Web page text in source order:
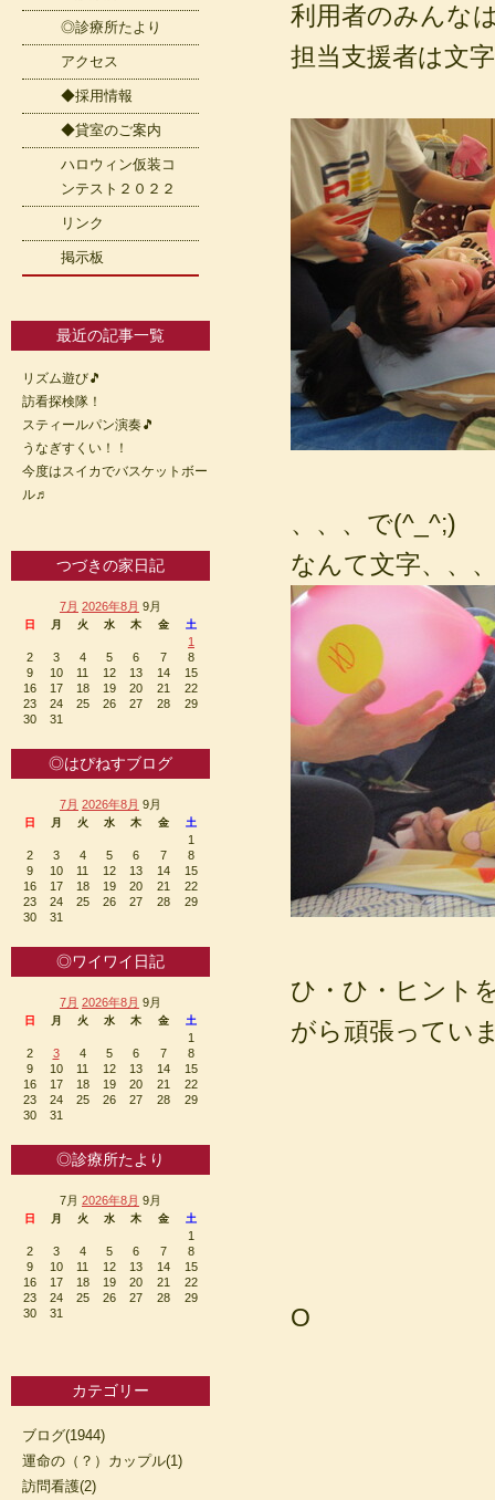
利用者のみんな
担当支援者は文
、、、で(^_^;)
なんて文字、、
ひ・ひ・ヒント
がら頑張ってい
O
◎診療所たより
アクセス
◆採用情報
◆貸室のご案内
ハロウィン仮装コ
ンテスト２０２２
リンク
掲示板
最近の記事一覧
リズム遊び🎵
訪看探検隊！
スティールパン演奏🎵
うなぎすくい！！
今度はスイカでバスケットボー
ル♬
つづきの家日記
7月 2026年8月 9月
日 月 火 水 木 金 土
1
2
3 4 5 6 7
8
9
10 11 12 13 14
15
16
17 18 19 20 21
22
23
24 25 26 27 28
29
30
31
◎はぴねすブログ
7月 2026年8月 9月
日 月 火 水 木 金 土
1
2
3 4 5 6 7
8
9
10 11 12 13 14
15
16
17 18 19 20 21
22
23
24 25 26 27 28
29
30
31
◎ワイワイ日記
7月 2026年8月 9月
日 月 火 水 木 金 土
1
2
3 4 5 6 7
8
9
10 11 12 13 14
15
16
17 18 19 20 21
22
23
24 25 26 27 28
29
30
31
◎診療所たより
7月 2026年8月 9月
日 月 火 水 木 金 土
1
2
3 4 5 6 7
8
9
10 11 12 13 14
15
16
17 18 19 20 21
22
23
24 25 26 27 28
29
30
31
カテゴリー
ブログ(1944)
運命の（？）カップル(1)
訪問看護(2)